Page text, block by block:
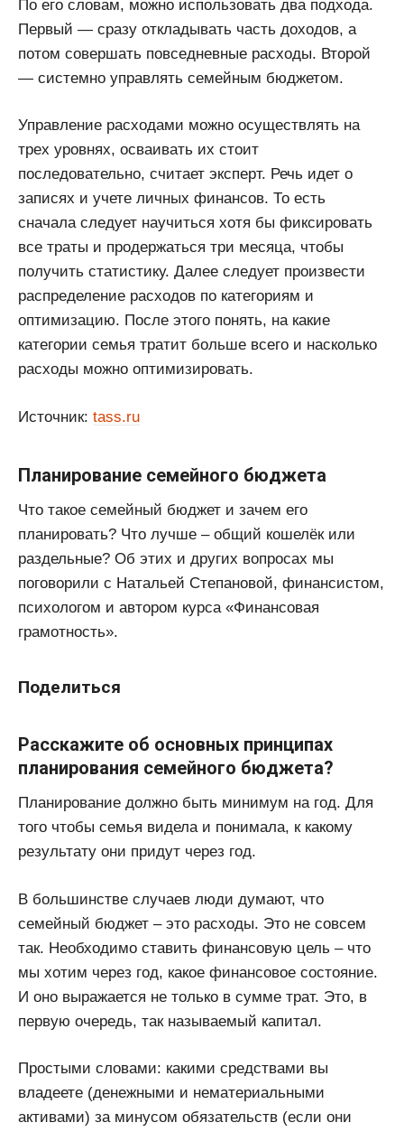
По его словам, можно использовать два подхода.
Первый — сразу откладывать часть доходов, а
потом совершать повседневные расходы. Второй
— системно управлять семейным бюджетом.
Управление расходами можно осуществлять на
трех уровнях, осваивать их стоит
последовательно, считает эксперт. Речь идет о
записях и учете личных финансов. То есть
сначала следует научиться хотя бы фиксировать
все траты и продержаться три месяца, чтобы
получить статистику. Далее следует произвести
распределение расходов по категориям и
оптимизацию. После этого понять, на какие
категории семья тратит больше всего и насколько
расходы можно оптимизировать.
Источник: tass.ru
Планирование семейного бюджета
Что такое семейный бюджет и зачем его
планировать? Что лучше – общий кошелёк или
раздельные? Об этих и других вопросах мы
поговорили с Натальей Степановой, финансистом,
психологом и автором курса «Финансовая
грамотность».
Поделиться
Расскажите об основных принципах
планирования семейного бюджета?
Планирование должно быть минимум на год. Для
того чтобы семья видела и понимала, к какому
результату они придут через год.
В большинстве случаев люди думают, что
семейный бюджет – это расходы. Это не совсем
так. Необходимо ставить финансовую цель – что
мы хотим через год, какое финансовое состояние.
И оно выражается не только в сумме трат. Это, в
первую очередь, так называемый капитал.
Простыми словами: какими средствами вы
владеете (денежными и нематериальными
активами) за минусом обязательств (если они